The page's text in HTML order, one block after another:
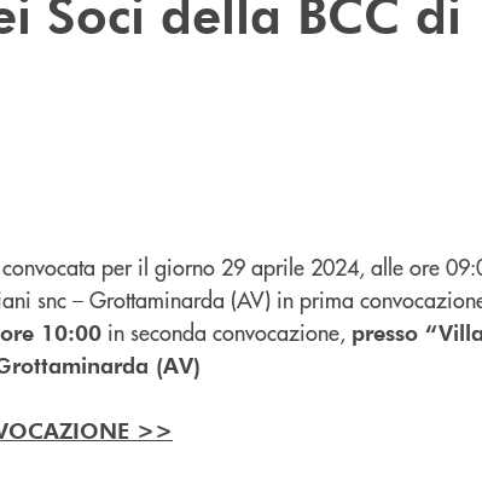
convocata per il giorno 29 aprile 2024, alle ore
snc – Grottaminarda (AV) in prima
10:00 in seconda convocazione, presso
(AV)
>>